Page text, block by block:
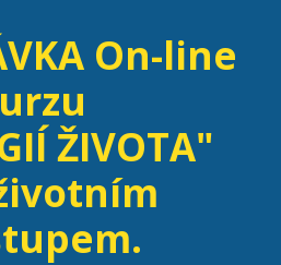
On-line
ŽIVOTA"